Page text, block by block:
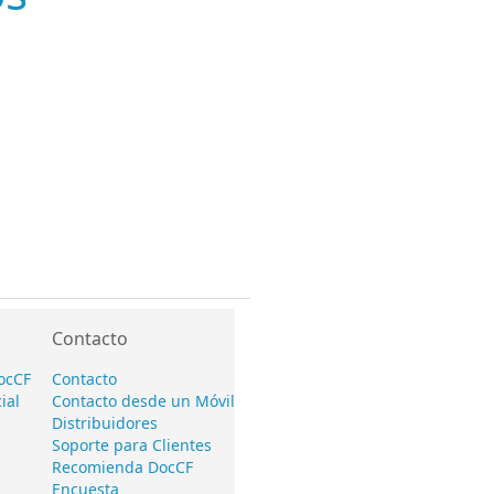
Contacto
Contacto
Contacto desde un Móvil
Distribuidores
Soporte para Clientes
Recomienda DocCF
Encuesta